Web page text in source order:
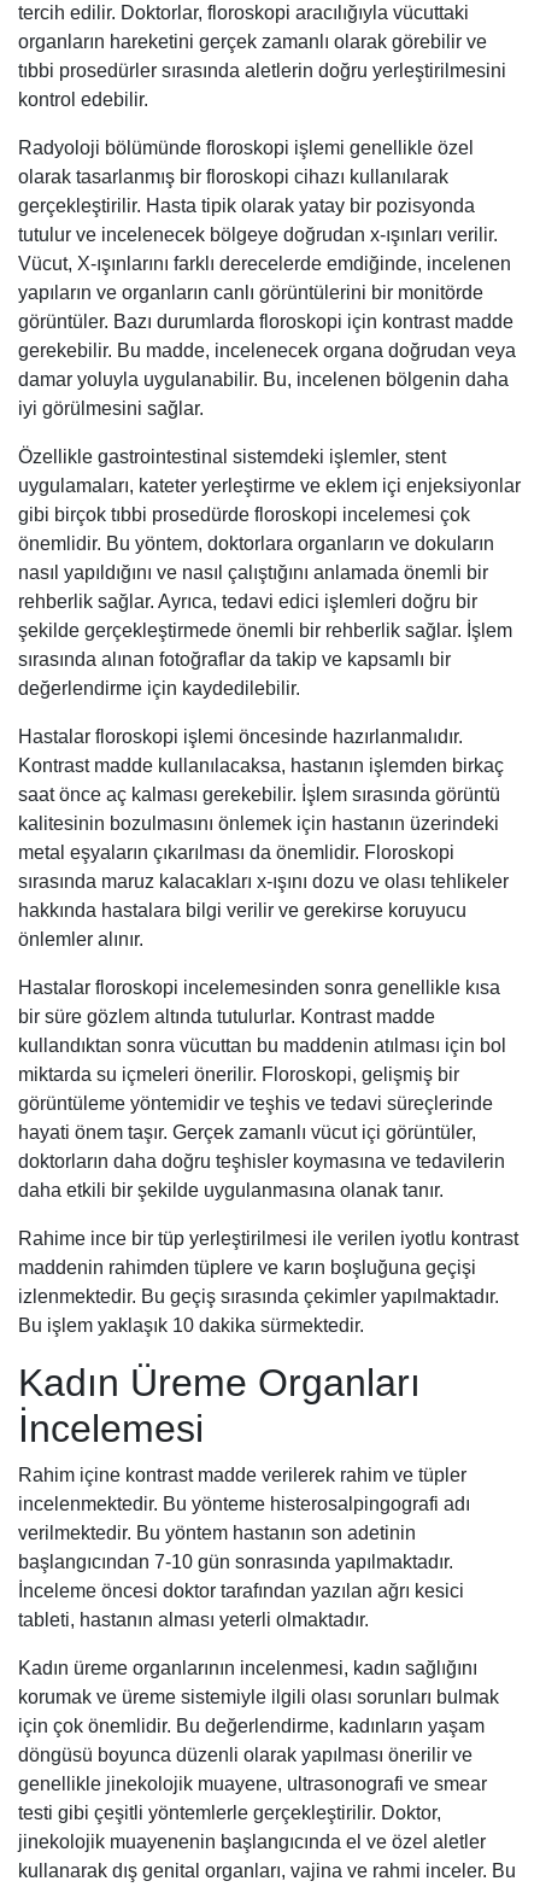
tercih edilir. Doktorlar, floroskopi aracılığıyla vücuttaki
organların hareketini gerçek zamanlı olarak görebilir ve
tıbbi prosedürler sırasında aletlerin doğru yerleştirilmesini
kontrol edebilir.
Radyoloji bölümünde floroskopi işlemi genellikle özel
olarak tasarlanmış bir floroskopi cihazı kullanılarak
gerçekleştirilir. Hasta tipik olarak yatay bir pozisyonda
tutulur ve incelenecek bölgeye doğrudan x-ışınları verilir.
Vücut, X-ışınlarını farklı derecelerde emdiğinde, incelenen
yapıların ve organların canlı görüntülerini bir monitörde
görüntüler. Bazı durumlarda floroskopi için kontrast madde
gerekebilir. Bu madde, incelenecek organa doğrudan veya
damar yoluyla uygulanabilir. Bu, incelenen bölgenin daha
iyi görülmesini sağlar.
Özellikle gastrointestinal sistemdeki işlemler, stent
uygulamaları, kateter yerleştirme ve eklem içi enjeksiyonlar
gibi birçok tıbbi prosedürde floroskopi incelemesi çok
önemlidir. Bu yöntem, doktorlara organların ve dokuların
nasıl yapıldığını ve nasıl çalıştığını anlamada önemli bir
rehberlik sağlar. Ayrıca, tedavi edici işlemleri doğru bir
şekilde gerçekleştirmede önemli bir rehberlik sağlar. İşlem
sırasında alınan fotoğraflar da takip ve kapsamlı bir
değerlendirme için kaydedilebilir.
Hastalar floroskopi işlemi öncesinde hazırlanmalıdır.
Kontrast madde kullanılacaksa, hastanın işlemden birkaç
saat önce aç kalması gerekebilir. İşlem sırasında görüntü
kalitesinin bozulmasını önlemek için hastanın üzerindeki
metal eşyaların çıkarılması da önemlidir. Floroskopi
sırasında maruz kalacakları x-ışını dozu ve olası tehlikeler
hakkında hastalara bilgi verilir ve gerekirse koruyucu
önlemler alınır.
Hastalar floroskopi incelemesinden sonra genellikle kısa
bir süre gözlem altında tutulurlar. Kontrast madde
kullandıktan sonra vücuttan bu maddenin atılması için bol
miktarda su içmeleri önerilir. Floroskopi, gelişmiş bir
görüntüleme yöntemidir ve teşhis ve tedavi süreçlerinde
hayati önem taşır. Gerçek zamanlı vücut içi görüntüler,
doktorların daha doğru teşhisler koymasına ve tedavilerin
daha etkili bir şekilde uygulanmasına olanak tanır.
Rahime ince bir tüp yerleştirilmesi ile verilen iyotlu kontrast
maddenin rahimden tüplere ve karın boşluğuna geçişi
izlenmektedir. Bu geçiş sırasında çekimler yapılmaktadır.
Bu işlem yaklaşık 10 dakika sürmektedir.
Kadın Üreme Organları
İncelemesi
Rahim içine kontrast madde verilerek rahim ve tüpler
incelenmektedir. Bu yönteme histerosalpingografi adı
verilmektedir. Bu yöntem hastanın son adetinin
başlangıcından 7-10 gün sonrasında yapılmaktadır.
İnceleme öncesi doktor tarafından yazılan ağrı kesici
tableti, hastanın alması yeterli olmaktadır.
Kadın üreme organlarının incelenmesi, kadın sağlığını
korumak ve üreme sistemiyle ilgili olası sorunları bulmak
için çok önemlidir. Bu değerlendirme, kadınların yaşam
döngüsü boyunca düzenli olarak yapılması önerilir ve
genellikle jinekolojik muayene, ultrasonografi ve smear
testi gibi çeşitli yöntemlerle gerçekleştirilir. Doktor,
jinekolojik muayenenin başlangıcında el ve özel aletler
kullanarak dış genital organları, vajina ve rahmi inceler. Bu